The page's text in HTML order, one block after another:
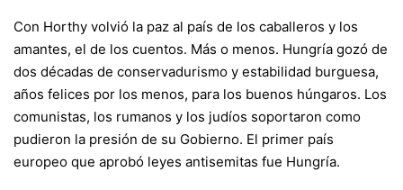
Con Horthy volvió la paz al país de los caballeros y los
amantes, el de los cuentos. Más o menos. Hungría gozó de
dos décadas de conservadurismo y estabilidad burguesa,
años felices por los menos, para los buenos húngaros. Los
comunistas, los rumanos y los judíos soportaron como
pudieron la presión de su Gobierno. El primer país
europeo que aprobó leyes antisemitas fue Hungría.